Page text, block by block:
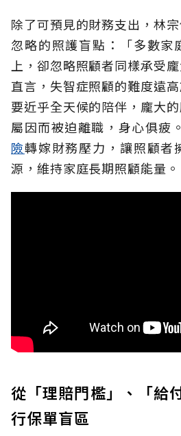
除了可預見的財務支出，林
忽略的照護盲點：「多數家
上，卻忽略照顧者同樣承受
直言，失智症照顧的難度遠
要近乎全天候的陪伴，龐大
屬因而被迫離職，身心俱疲。
險轉嫁財務壓力，讓照顧者
源，維持家庭長期照顧能量。
從「理賠門檻」、「給
行保單盲區